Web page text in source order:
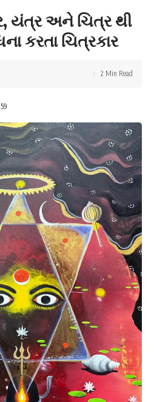
યંત્ર અને ચિત્ર થી
કરતા ચિત્રકાર
2 Min Read